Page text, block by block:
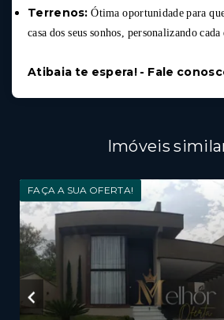
Terrenos: Ótima oportunidade para
casa dos seus sonhos, personalizando
Atibaia te espera! - Fale
Imóveis
FAÇA A SUA OFERTA!